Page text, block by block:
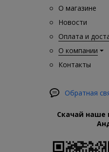
О магазине
Новости
Оплата и
О компании
Контакты
Обратная
Скачай наше